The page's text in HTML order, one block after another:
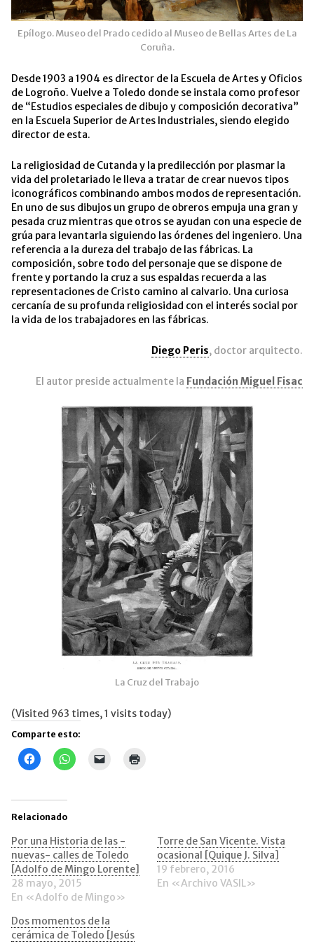
Epílogo. Museo del Prado cedido al Museo de Bellas Artes de La
Coruña.
Desde 1903 a 1904 es director de la Escuela de Artes y Oficios
de Logroño. Vuelve a Toledo donde se instala como profesor
de “Estudios especiales de dibujo y composición decorativa”
en la Escuela Superior de Artes Industriales, siendo elegido
director de esta.
La religiosidad de Cutanda y la predilección por plasmar la
vida del proletariado le lleva a tratar de crear nuevos tipos
iconográficos combinando ambos modos de representación.
En uno de sus dibujos un grupo de obreros empuja una gran y
pesada cruz mientras que otros se ayudan con una especie de
grúa para levantarla siguiendo las órdenes del ingeniero. Una
referencia a la dureza del trabajo de las fábricas. La
composición, sobre todo del personaje que se dispone de
frente y portando la cruz a sus espaldas recuerda a las
representaciones de Cristo camino al calvario. Una curiosa
cercanía de su profunda religiosidad con el interés social por
la vida de los trabajadores en las fábricas.
Diego Peris, doctor arquitecto.
El autor preside actualmente la Fundación Miguel Fisac
La Cruz del Trabajo
(Visited 963 times, 1 visits today)
Comparte esto:
Haz
clic
Facebook
(Se
abre
una
ventana
nueva)
Haz
clic
una
ventana
nueva)
a
un
amigo
(Se
abre
una
ventana
nueva)
Relacionado
Por una Historia de las -
nuevas- calles de Toledo
[Adolfo de Mingo Lorente]
28 mayo, 2015
En «Adolfo de Mingo»
Torre de San Vicente. Vista
ocasional [Quique J. Silva]
19 febrero, 2016
En «Archivo VASIL»
Dos momentos de la
cerámica de Toledo [Jesús